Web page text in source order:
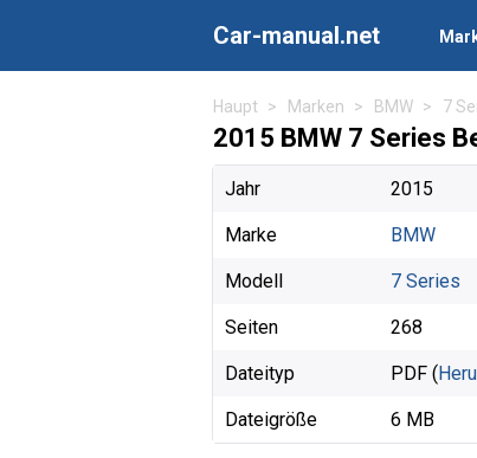
Car-manual.net
Haupt Marken BMW 7
2015 BMW 7 Series
Jahr 2015
Marke BMW
Modell 7 Series
Seiten 268
Dateityp PDF (
Dateigröße 6 MB